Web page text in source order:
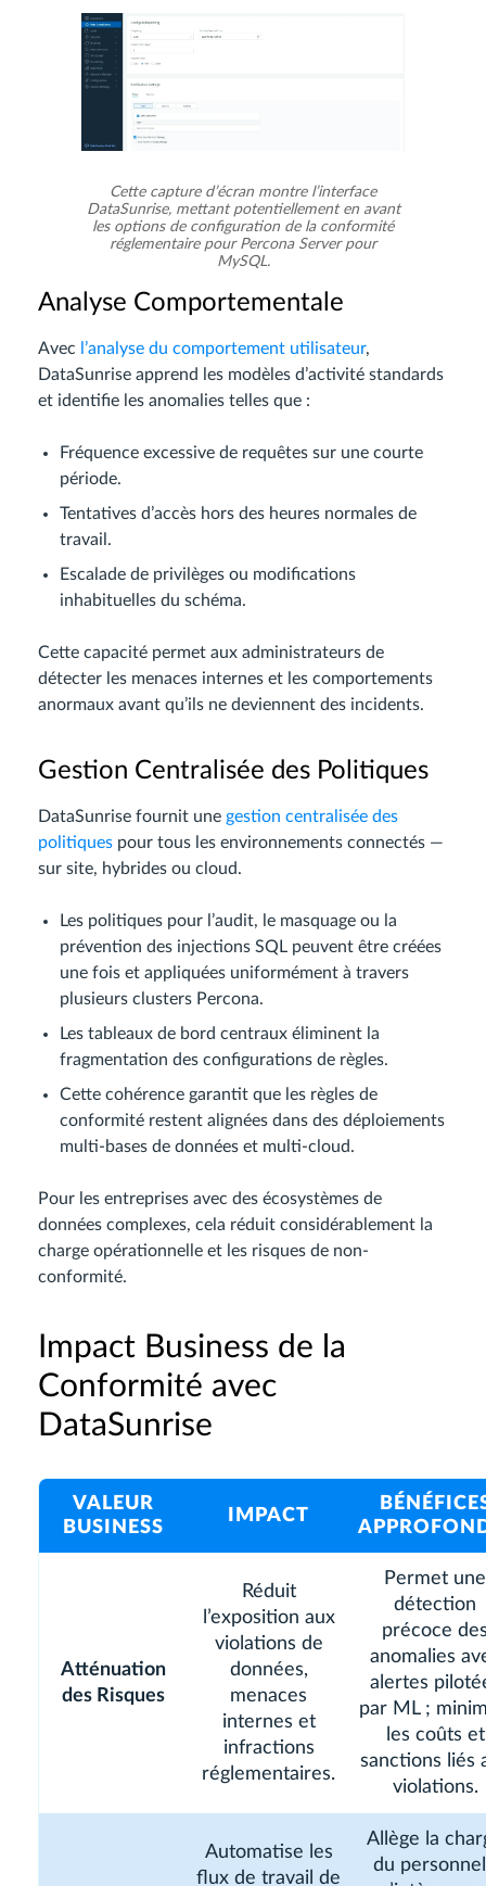
Cette capture d’écran montre l’interface
DataSunrise, mettant potentiellement en avant
les options de configuration de la conformité
réglementaire pour Percona Server pour
MySQL.
Analyse Comportementale
Avec l’analyse du comportement utilisateur,
DataSunrise apprend les modèles d’activité standards
et identifie les anomalies telles que :
Fréquence excessive de requêtes sur une courte
période.
Tentatives d’accès hors des heures normales de
travail.
Escalade de privilèges ou modifications
inhabituelles du schéma.
Cette capacité permet aux administrateurs de
détecter les menaces internes et les comportements
anormaux avant qu’ils ne deviennent des incidents.
Gestion Centralisée des Politiques
DataSunrise fournit une gestion centralisée des
politiques pour tous les environnements connectés —
sur site, hybrides ou cloud.
Les politiques pour l’audit, le masquage ou la
prévention des injections SQL peuvent être créées
une fois et appliquées uniformément à travers
plusieurs clusters Percona.
Les tableaux de bord centraux éliminent la
fragmentation des configurations de règles.
Cette cohérence garantit que les règles de
conformité restent alignées dans des déploiements
multi-bases de données et multi-cloud.
Pour les entreprises avec des écosystèmes de
données complexes, cela réduit considérablement la
charge opérationnelle et les risques de non-
conformité.
Impact Business de la
Conformité avec
DataSunrise
VALEUR
BUSINESS
IMPACT
Atténuation
des Risques
Réduit
l’exposition aux
violations de
données,
menaces
internes et
infractions
réglementaires.
Permet une
détection
précoce
anomalies
alertes
par ML ;
les coûts et
sanctions liés
violations.
Automatise les
flux de travail de
Allège la
du